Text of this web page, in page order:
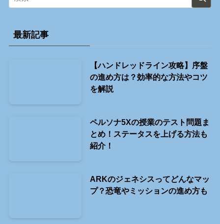
最新記事
【ハンドレッドライン攻略】序盤
の進め方は？効率的な方法やコツ
を解説
ペルソナ5Xの授業のテスト問題ま
とめ！ステータスを上げる方法も
紹介！
ARKのジェネシスってどんなマッ
プ？恐竜やミッションの進め方も